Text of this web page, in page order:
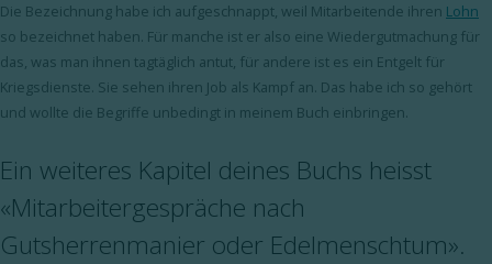
Die Bezeichnung habe ich aufgeschnappt, weil Mitarbeitende ihren Lohn
so bezeichnet haben. Für manche ist er also eine Wiedergutmachung für
das, was man ihnen tagtäglich antut, für andere ist es ein Entgelt für
Kriegsdienste. Sie sehen ihren Job als Kampf an. Das habe ich so gehört
und wollte die Begriffe unbedingt in meinem Buch einbringen.
Ein weiteres Kapitel deines Buchs heisst
«Mitarbeitergespräche nach
Gutsherrenmanier oder Edelmenschtum».